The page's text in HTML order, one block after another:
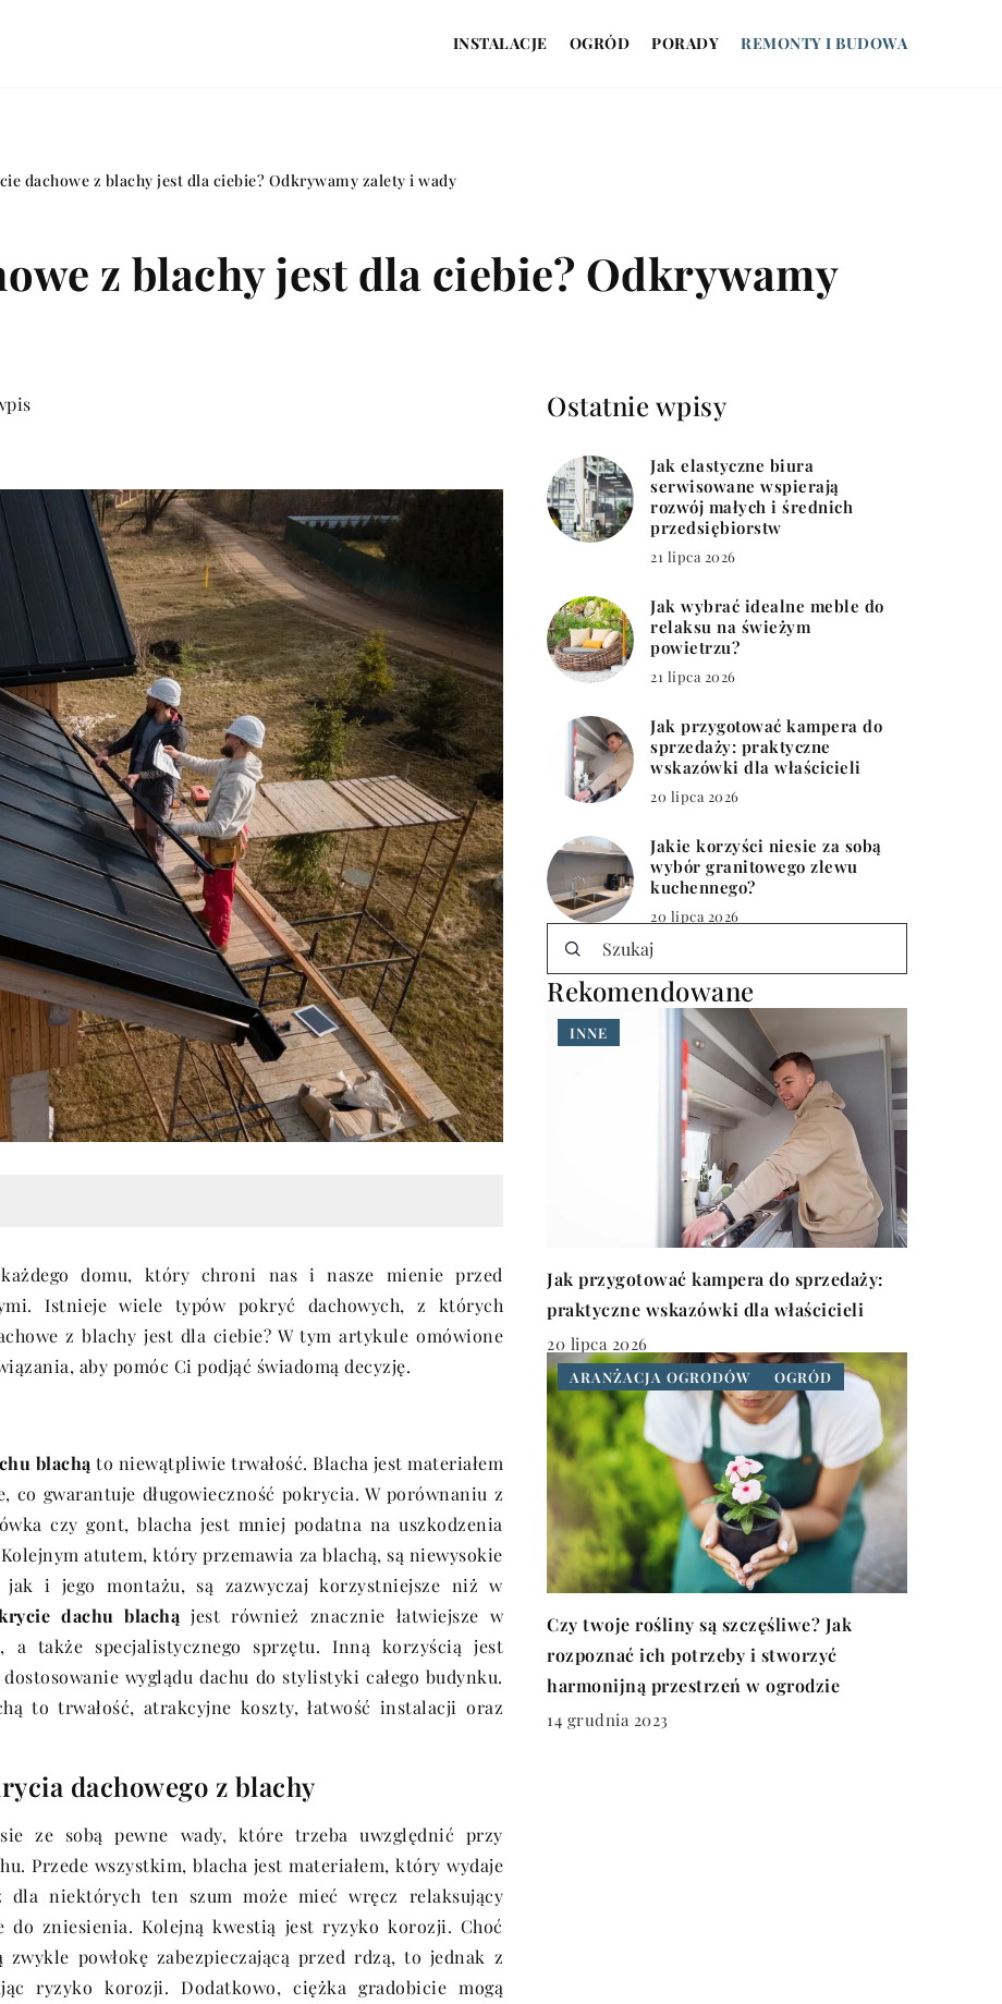
INSTALACJE OGRÓD PORADY REMONTY I BUDOWA
dachowe z blachy jest dla ciebie? Odkrywamy zalety i wady
z blachy jest dla ciebie? Odkrywamy
domu, który chroni nas i nasze mienie przed
Istnieje wiele typów pokryć dachowych, z których
z blachy jest dla ciebie? W tym artykule omówione
aby pomóc Ci podjąć świadomą decyzję.
blachą to niewątpliwie trwałość. Blacha jest materiałem
gwarantuje długowieczność pokrycia. W porównaniu z
czy gont, blacha jest mniej podatna na uszkodzenia
atutem, który przemawia za blachą, są niewysokie
jak i jego montażu, są zazwyczaj korzystniejsze niż w
dachu blachą jest również znacznie łatwiejsze w
a także specjalistycznego sprzętu. Inną korzyścią jest
wyglądu dachu do stylistyki całego budynku.
to trwałość, atrakcyjne koszty, łatwość instalacji oraz
dachowego z blachy
ze sobą pewne wady, które trzeba uwzględnić przy
Przede wszystkim, blacha jest materiałem, który wydaje
dla niektórych ten szum może mieć wręcz relaksujący
zniesienia. Kolejną kwestią jest ryzyko korozji. Choć
powłokę zabezpieczającą przed rdzą, to jednak z
ryzyko korozji. Dodatkowo, ciężka gradobicie mogą
Ostatnie wpisy
Jak elastyczne biura
serwisowane wspierają
rozwój małych i średnich
przedsiębiorstw
21 lipca 2026
Jak wybrać idealne meble do
relaksu na świeżym
powietrzu?
21 lipca 2026
Jak przygotować kampera do
sprzedaży: praktyczne
wskazówki dla właścicieli
20 lipca 2026
Jakie korzyści niesie za sobą
wybór granitowego zlewu
kuchennego?
20 lipca 2026
Rekomendowane
INNE
Jak przygotować kampera do sprzedaży:
praktyczne wskazówki dla właścicieli
20 lipca 2026
ARANŻACJA OGRODÓW OGRÓD
Czy twoje rośliny są szczęśliwe? Jak
rozpoznać ich potrzeby i stworzyć
harmonijną przestrzeń w ogrodzie
14 grudnia 2023